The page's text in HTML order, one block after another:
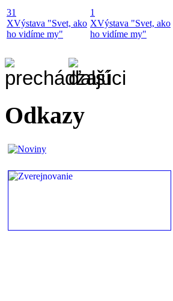
31
XVýstava "Svet, ako
ho vidíme my"
1
XVýstava "Svet, ako
ho vidíme my"
Odkazy